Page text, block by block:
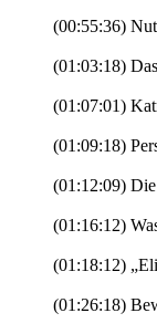
(00:55:36)
(01:03:18)
(01:07:01)
(01:09:18)
(01:12:09)
(01:16:12)
(01:18:12)
(01:26:18)